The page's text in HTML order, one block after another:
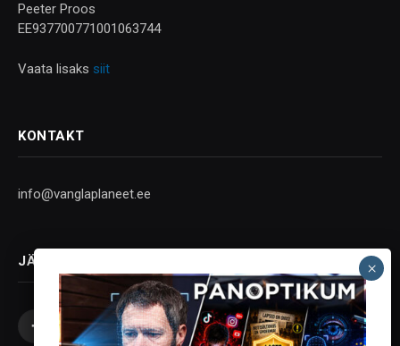
Peeter Proos
EE937700771001063744
Vaata lisaks siit
KONTAKT
info@vanglaplaneet.ee
JÄLGI SOTSIAALMEEDIAS
Facebook
X
InstagramYouTubeTelegram